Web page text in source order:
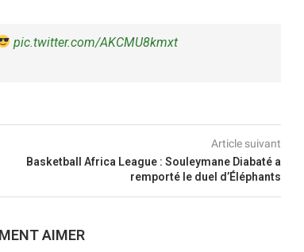
pic.twitter.com/AKCMU8kmxt
Article suivant
Basketball Africa League : Souleymane Diabaté a
remporté le duel d’Éléphants
AIMER